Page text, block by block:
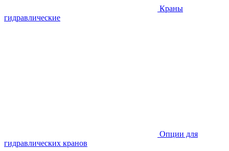
Краны
гидравлические
Опции для
гидравлических кранов